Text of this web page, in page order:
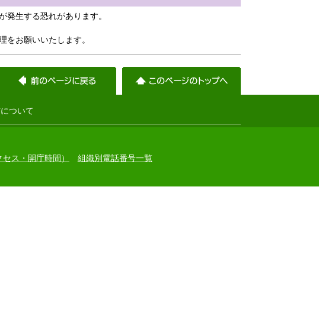
生する恐れがあります。
お願いいたします。
ついて
セス・開庁時間） 組織別電話番号一覧